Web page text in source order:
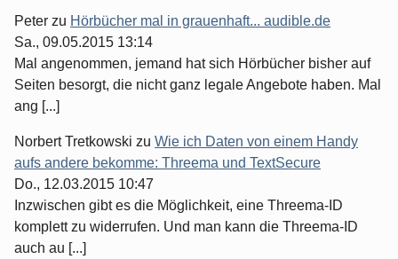
Peter zu Hörbücher mal in grauenhaft... audible.de
Sa., 09.05.2015 13:14
Mal angenommen, jemand hat sich Hörbücher bisher auf
Seiten besorgt, die nicht ganz legale Angebote haben. Mal
ang [...]
Norbert Tretkowski zu Wie ich Daten von einem Handy
aufs andere bekomme: Threema und TextSecure
Do., 12.03.2015 10:47
Inzwischen gibt es die Möglichkeit, eine Threema-ID
komplett zu widerrufen. Und man kann die Threema-ID
auch au [...]